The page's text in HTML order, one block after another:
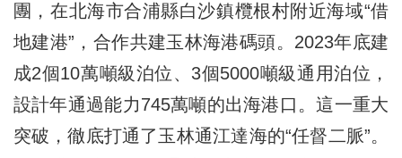
團，在北海市合浦縣白沙鎮欖根村附近海域“借
地建港”，合作共建玉林海港碼頭。2023年底建
成2個10萬噸級泊位、3個5000噸級通用泊位，
設計年通過能力745萬噸的出海港口。這一重大
突破，徹底打通了玉林通江達海的“任督二脈”。